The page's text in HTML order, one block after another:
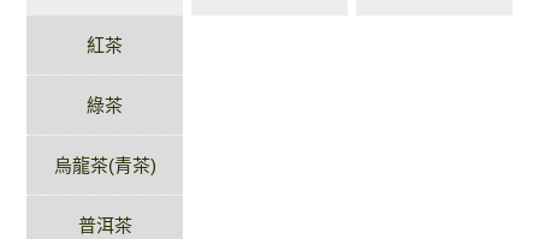
紅茶
綠茶
烏龍茶(青茶)
普洱茶